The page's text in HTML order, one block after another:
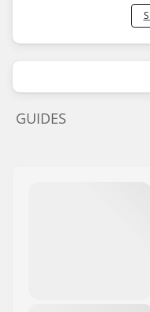
GUIDES